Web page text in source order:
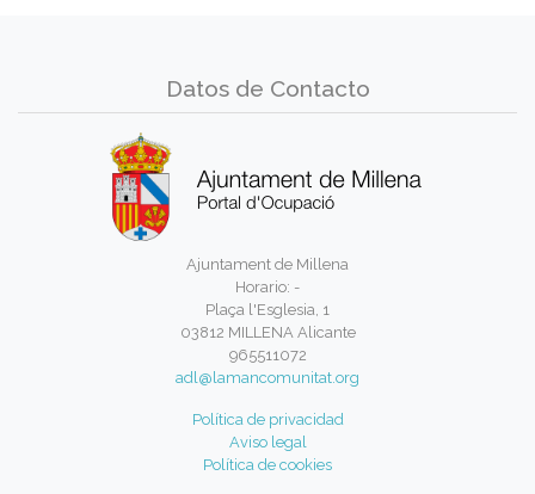
Datos de Contacto
Ajuntament de Millena
Horario: -
Plaça l'Esglesia, 1
03812 MILLENA Alicante
965511072
adl@lamancomunitat.org
Política de privacidad
Aviso legal
Política de cookies